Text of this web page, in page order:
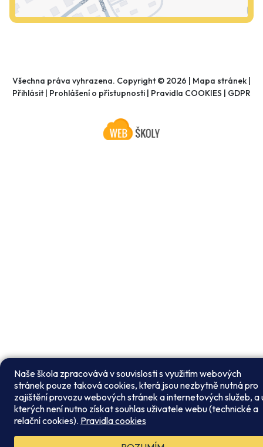
Všechna práva vyhrazena. Copyright © 2026 | Mapa stránek |
Přihlásit| Prohlášení o přístupnosti | Pravidla COOKIES | GDPR
Naše škola zpracovává v souvislosti s využitím webových
stránek pouze taková cookies, která jsou nezbytně nutná pro
zajištění provozu webových stránek a internetových služeb, a
kterých není nutno získat souhlas uživatele webu (technické a
relační cookies). Pravidla cookies